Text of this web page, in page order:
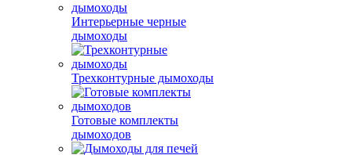
Интерьерные черные
дымоходы
Трехконтурные дымоходы
Готовые комплекты
дымоходов